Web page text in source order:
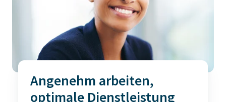
Angenehm arbeiten,
optimale Dienstleistung